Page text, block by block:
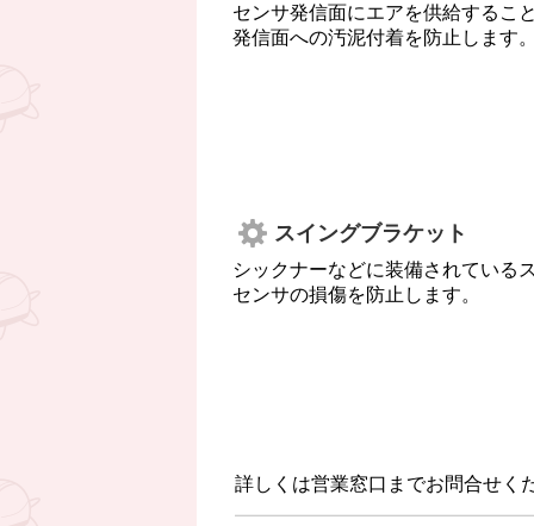
センサ発信面にエアを供給するこ
発信面への汚泥付着を防止します
スイングブラケット
シックナーなどに装備されている
センサの損傷を防止します。
詳しくは営業窓口までお問合せく